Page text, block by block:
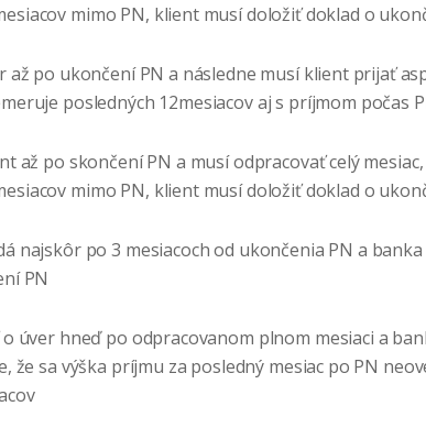
mimo PN, klient musí doložiť doklad o
až po ukončení PN a následne musí klient prijať
posledných 12mesiacov aj s príjmom počas
až po skončení PN a musí odpracovať celý
mimo PN, klient musí doložiť doklad o
najskôr po 3 mesiacoch od ukončenia PN a
PN
úver hneď po odpracovanom plnom mesiaci a
že sa výška príjmu za posledný mesiac po PN